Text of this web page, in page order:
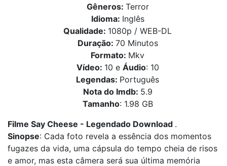
Gêneros: Terror
Idioma: Inglês
Qualidade: 1080p / WEB-DL
Duração: 70 Minutos
Formato: Mkv
Vídeo: 10 e Áudio: 10
Legendas: Português
Nota do Imdb: 5.9
Tamanho: 1.98 GB
Filme Say Cheese - Legendado Download .
Sinopse: Cada foto revela a essência dos momentos
fugazes da vida, uma cápsula do tempo cheia de risos
e amor, mas esta câmera será sua última memória